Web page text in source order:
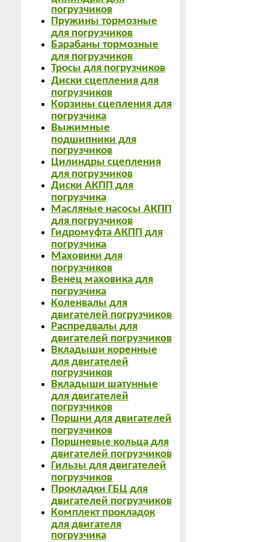
погрузчиков
Пружины тормозные
для погрузчиков
Барабаны тормозные
для погрузчиков
Тросы для погрузчиков
Диски сцепления для
погрузчиков
Корзины сцепления для
погрузчика
Выжимные
подшипники для
погрузчиков
Цилиндры сцепления
для погрузчиков
Диски АКПП для
погрузчика
Масляные насосы АКПП
для погрузчиков
Гидромуфта АКПП для
погрузчика
Маховики для
погрузчиков
Венец маховика для
погрузчика
Коленвалы для
двигателей погрузчиков
Распредвалы для
двигателей погрузчиков
Вкладыши коренные
для двигателей
погрузчиков
Вкладыши шатунные
для двигателей
погрузчиков
Поршни для двигателей
погрузчиков
Поршневые кольца для
двигателей погрузчиков
Гильзы для двигателей
погрузчиков
Прокладки ГБЦ для
двигателей погрузчиков
Комплект прокладок
для двигателя
погрузчика